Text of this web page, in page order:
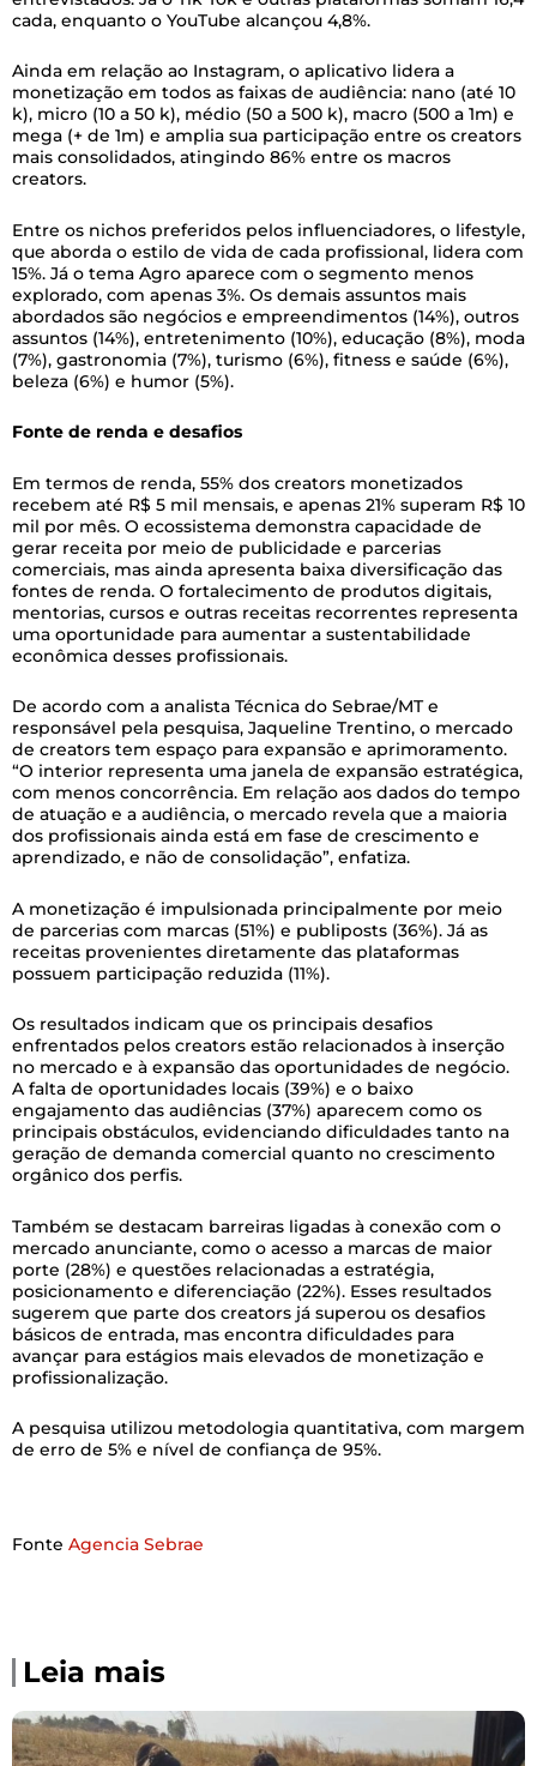
cada, enquanto o YouTube alcançou 4,8%.
Ainda em relação ao Instagram, o aplicativo lidera a
monetização em todos as faixas de audiência: nano (até 10
k), micro (10 a 50 k), médio (50 a 500 k), macro (500 a 1m) e
mega (+ de 1m) e amplia sua participação entre os creators
mais consolidados, atingindo 86% entre os macros
creators.
Entre os nichos preferidos pelos influenciadores, o lifestyle,
que aborda o estilo de vida de cada profissional, lidera com
15%. Já o tema Agro aparece com o segmento menos
explorado, com apenas 3%. Os demais assuntos mais
abordados são negócios e empreendimentos (14%), outros
assuntos (14%), entretenimento (10%), educação (8%), moda
(7%), gastronomia (7%), turismo (6%), fitness e saúde (6%),
beleza (6%) e humor (5%).
Fonte de renda e desafios
Em termos de renda, 55% dos creators monetizados
recebem até R$ 5 mil mensais, e apenas 21% superam R$ 10
mil por mês. O ecossistema demonstra capacidade de
gerar receita por meio de publicidade e parcerias
comerciais, mas ainda apresenta baixa diversificação das
fontes de renda. O fortalecimento de produtos digitais,
mentorias, cursos e outras receitas recorrentes representa
uma oportunidade para aumentar a sustentabilidade
econômica desses profissionais.
De acordo com a analista Técnica do Sebrae/MT e
responsável pela pesquisa, Jaqueline Trentino, o mercado
de creators tem espaço para expansão e aprimoramento.
“O interior representa uma janela de expansão estratégica,
com menos concorrência. Em relação aos dados do tempo
de atuação e a audiência, o mercado revela que a maioria
dos profissionais ainda está em fase de crescimento e
aprendizado, e não de consolidação”, enfatiza.
A monetização é impulsionada principalmente por meio
de parcerias com marcas (51%) e publiposts (36%). Já as
receitas provenientes diretamente das plataformas
possuem participação reduzida (11%).
Os resultados indicam que os principais desafios
enfrentados pelos creators estão relacionados à inserção
no mercado e à expansão das oportunidades de negócio.
A falta de oportunidades locais (39%) e o baixo
engajamento das audiências (37%) aparecem como os
principais obstáculos, evidenciando dificuldades tanto na
geração de demanda comercial quanto no crescimento
orgânico dos perfis.
Também se destacam barreiras ligadas à conexão com o
mercado anunciante, como o acesso a marcas de maior
porte (28%) e questões relacionadas a estratégia,
posicionamento e diferenciação (22%). Esses resultados
sugerem que parte dos creators já superou os desafios
básicos de entrada, mas encontra dificuldades para
avançar para estágios mais elevados de monetização e
profissionalização.
A pesquisa utilizou metodologia quantitativa, com margem
de erro de 5% e nível de confiança de 95%.
Fonte Agencia Sebrae
Leia mais